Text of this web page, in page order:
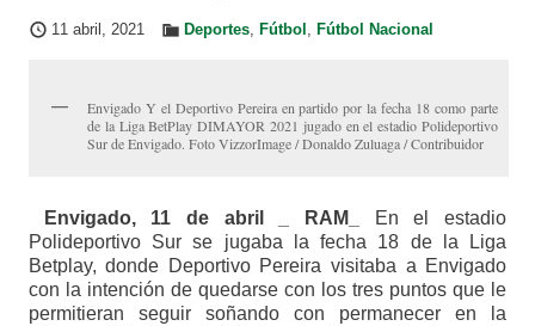
11 abril, 2021 Deportes, Fútbol , Fútbol Nacional
Envigado Y el Deportivo Pereira en partido por la fecha 18 como parte
de la Liga BetPlay DIMAYOR 2021 jugado en el estadio Polideportivo
Sur de Envigado. Foto VizzorImage / Donaldo Zuluaga / Contribuidor
Envigado, 11 de abril _ RAM_
En el estadio
Polideportivo Sur se jugaba la fecha 18 de la Liga
Betplay, donde Deportivo Pereira visitaba a Envigado
con la intención de quedarse con los tres puntos que le
permitieran seguir soñando con permanecer en la